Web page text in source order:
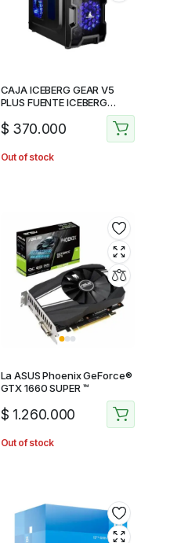
CAJA ICEBERG GEAR V5
PLUS FUENTE ICEBERG
$ 370.000
Out of stock
La ASUS Phoenix GeForce®
GTX 1660 SUPER ™
$ 1.260.000
Out of stock